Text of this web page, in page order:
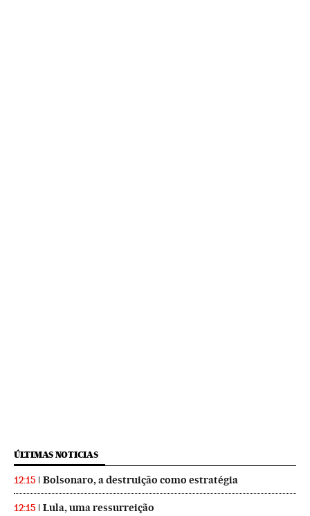
ÚLTIMAS NOTICIAS
12:15 Bolsonaro, a destruição como estratégia
12:15 Lula, uma ressurreição